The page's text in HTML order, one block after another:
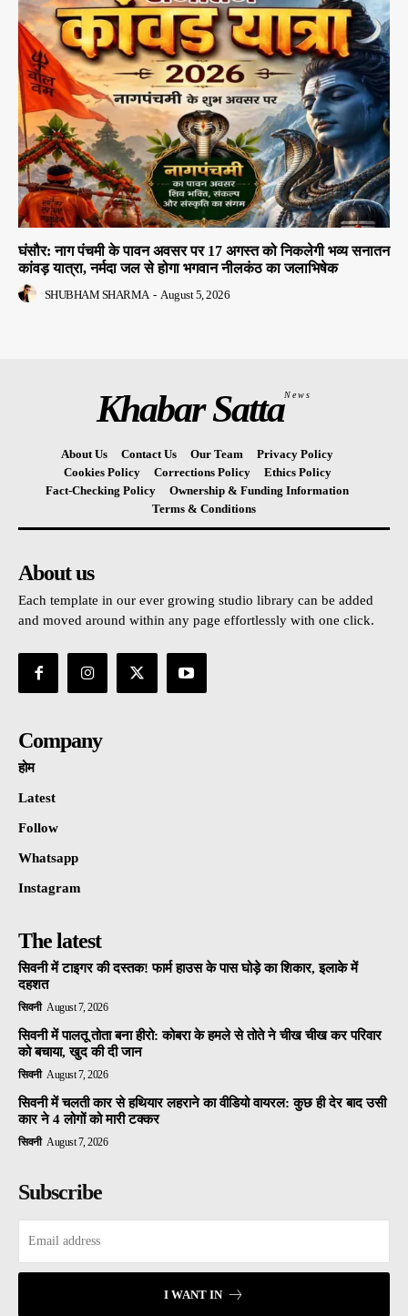
घंसौर: नाग पंचमी के पावन अवसर पर 17 अगस्त को निकलेगी भव्य सनातन
कांवड़ यात्रा, नर्मदा जल से होगा भगवान नीलकंठ का जलाभिषेक
SHUBHAM SHARMA - August 5, 2026
Khabar SattaNews
About Us Contact Us Our Team
Privacy Policy
Cookies Policy
Corrections Policy
Ethics Policy
Fact-Checking Policy
Ownership & Funding Information
Terms & Conditions
About us
Each template in our ever growing studio library can be added
and moved around within any page effortlessly with one click.
Company
होम
Latest
Follow
Whatsapp
Instagram
The latest
सिवनी में टाइगर की दस्तक! फार्म हाउस के पास घोड़े का शिकार, इलाके में
दहशत
सिवनी August 7, 2026
सिवनी में पालतू तोता बना हीरो: कोबरा के हमले से तोते ने चीख चीख कर परिवार
को बचाया, खुद की दी जान
सिवनी August 7, 2026
सिवनी में चलती कार से हथियार लहराने का वीडियो वायरल: कुछ ही देर बाद उसी
कार ने 4 लोगों को मारी टक्कर
सिवनी August 7, 2026
Subscribe
I WANT IN